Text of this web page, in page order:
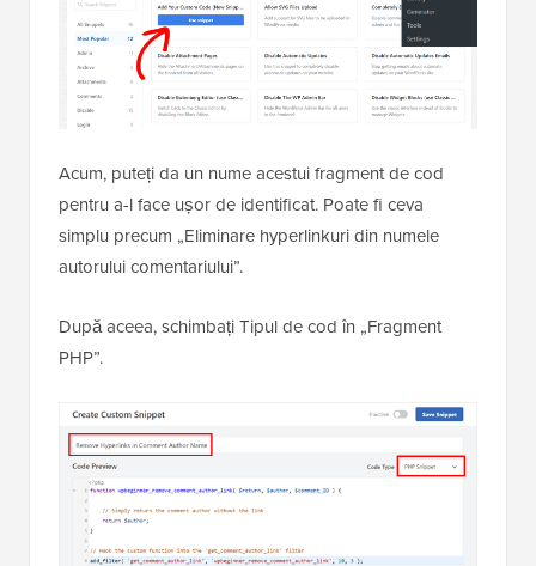
Acum, puteți da un nume acestui fragment de cod
pentru a-l face ușor de identificat. Poate fi ceva
simplu precum „Eliminare hyperlinkuri din numele
autorului comentariului”.
După aceea, schimbați Tipul de cod în „Fragment
PHP”.